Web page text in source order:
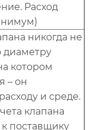
Расход
никогда не
диаметру
котором
– он
и среде.
клапана
поставщику